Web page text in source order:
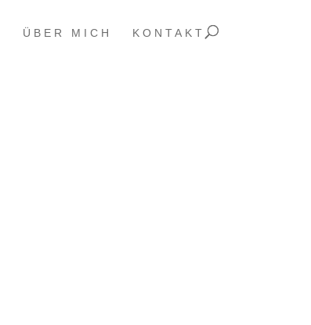
ÜBER MICH KONTAKT